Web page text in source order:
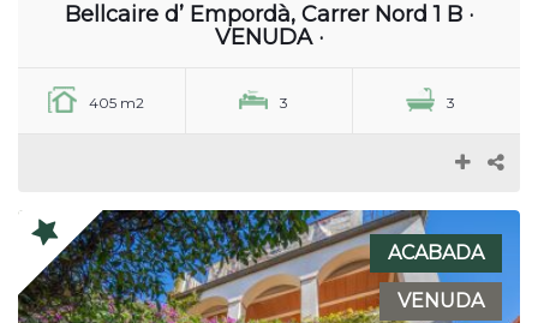
Bellcaire d’ Empordà, Carrer Nord 1 B ·
VENUDA ·
405 m2 3 3
ACABADA
VENUDA